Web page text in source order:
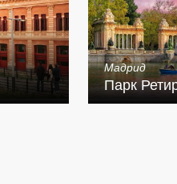
Мадрид
Парк